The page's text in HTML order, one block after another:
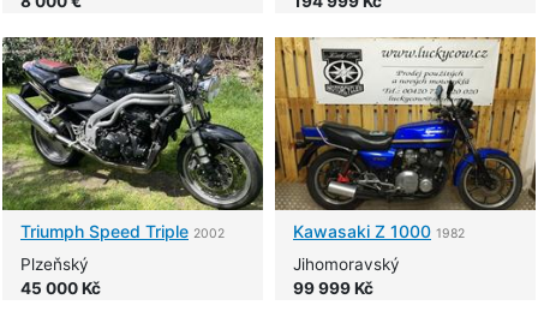
Triumph Speed Triple 2002
Plzeňský
45 000 Kč
Kawasaki Z 1000 1982
Jihomoravský
99 999 Kč